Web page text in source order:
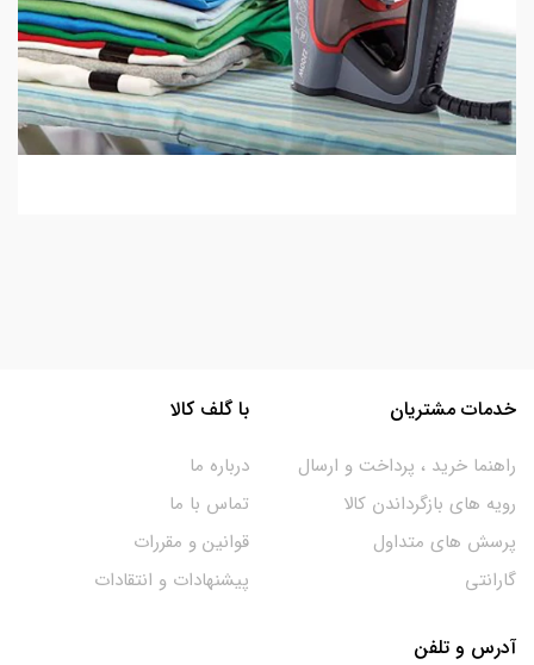
خدمات مشتریان
راهنما خرید ، پرداخت و ارسال
رویه های بازگرداندن کالا
پرسش های متداول
گارانتی
با گلف کالا
درباره ما
تماس با ما
قوانین و مقررات
پیشنهادات و انتقادات
آدرس و تلفن